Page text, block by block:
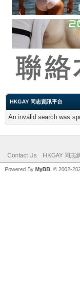
HKGAY 同志資訊平台
An invalid search was
Contact Us HKGAY 同志
Powered By MyBB , © 2002-